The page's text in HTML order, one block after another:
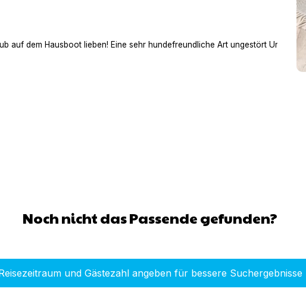
auf dem Hausboot lieben! Eine sehr hundefreundliche Art ungestört Urlaub
Noch nicht das Passende gefunden?
und Gästezahl angeben für bessere Suchergebnisse